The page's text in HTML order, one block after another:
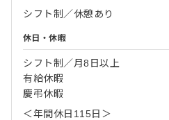
シフト制／休憩あり
休日・休暇
シフト制／月8日以上
有給休暇
慶弔休暇
＜年間休日115日＞